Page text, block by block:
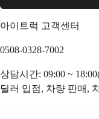
아이트럭 고객센터
0508-0328-7002
상담시간: 09:00 ~
딜러 입점, 차량 판매,